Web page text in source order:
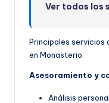
Ver todos los
Principales servicios
en Monasterio:
Asesoramiento y
Análisis